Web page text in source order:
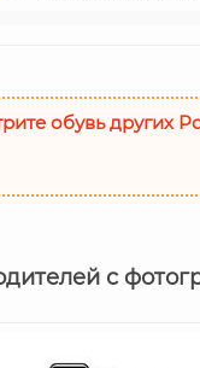
обувь других
с